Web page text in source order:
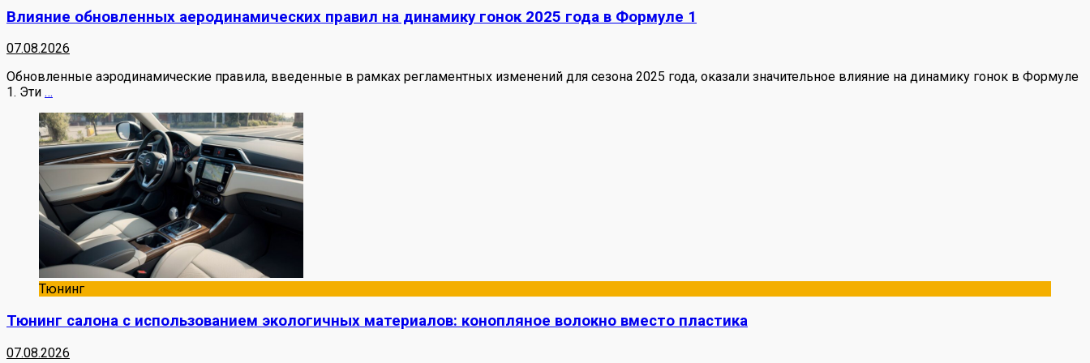
Влияние обновленных аеродинамических правил на динамику гонок 2025 года в Формуле 1
07.08.2026
Обновленные аэродинамические правила, введенные в рамках регламентных изменений для сезона 2025 года, оказали значительное влияние на динамику гонок в Формуле
1. Эти …
Тюнинг
Тюнинг салона с использованием экологичных материалов: конопляное волокно вместо пластика
07.08.2026